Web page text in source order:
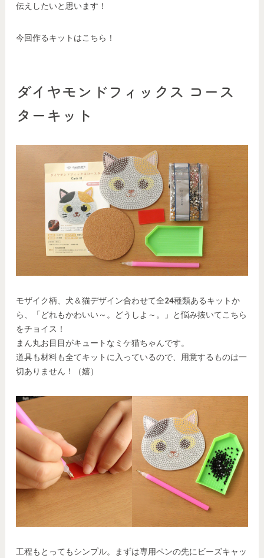
伝えしたいと思います！
今回作るキットはこちら！
ダイヤモンドフィックス コース
ターキット
モザイク柄、犬＆猫デザイン合わせて全24種類あるキットか
ら、「どれもかわいい～。どうしよ～。」と悩み抜いてこちら
をチョイス！
まん丸お目目がキュートなミケ猫ちゃんです。
道具も材料も全てキットに入っているので、用意するものは一
切ありません！（嬉）
工程もとってもシンプル。まずは専用ペンの先にビーズキャッ